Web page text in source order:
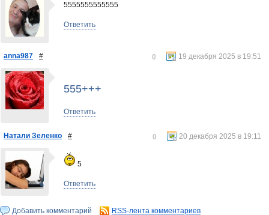
5555555555555
Ответить
anna987 # 19 декабря 2025 в 19:51
0
555+++
Ответить
Натали Зеленко # 20 декабря 2025 в 19:11
0
5
Ответить
Добавить комментарий RSS-лента комментариев